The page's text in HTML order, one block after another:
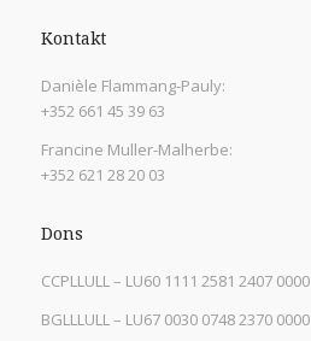
Kontakt
Danièle Flammang-Pauly:
+352 661 45 39 63
Francine Muller-Malherbe:
+352 621 28 20 03
Dons
CCPLLULL – LU60 1111 2581 2407 0000
BGLLLULL – LU67 0030 0748 2370 0000